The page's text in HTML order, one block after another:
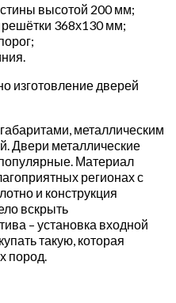
высотой 200 мм;
368х130 мм;
изготовление дверей
металлическим
Двери металлические
Материал
регионах с
и конструкция
вскрыть
– установка входной
такую, которая
пород.